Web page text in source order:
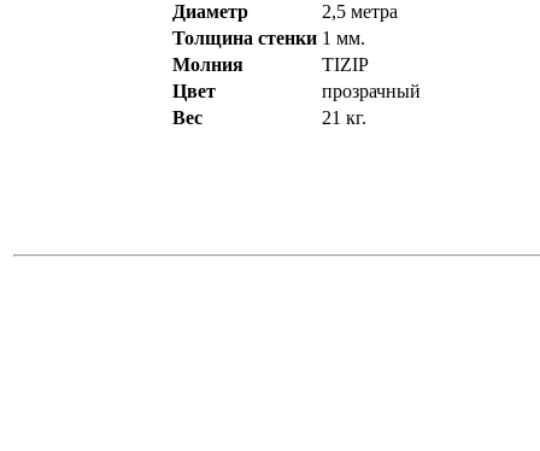
Диаметр
2,5 метра
Толщина стенки 1 мм.
Молния
TIZIP
Цвет
прозрачный
Вес
21 кг.